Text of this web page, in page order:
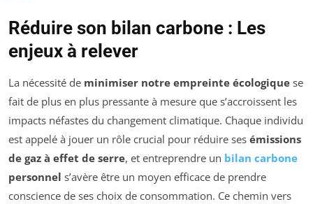
Réduire son bilan carbone : Les
enjeux à relever
La nécessité de minimiser notre empreinte écologique se
fait de plus en plus pressante à mesure que s’accroissent les
impacts néfastes du changement climatique. Chaque individu
est appelé à jouer un rôle crucial pour réduire ses émissions
de gaz à effet de serre, et entreprendre un bilan carbone
personnel s’avère être un moyen efficace de prendre
conscience de ses choix de consommation. Ce chemin vers